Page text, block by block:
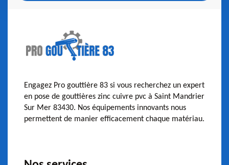
Engagez Pro gouttière 83 si vous recherchez un expert
en pose de gouttières zinc cuivre pvc à Saint Mandrier
Sur Mer 83430. Nos équipements innovants nous
permettent de manier efficacement chaque matériau.